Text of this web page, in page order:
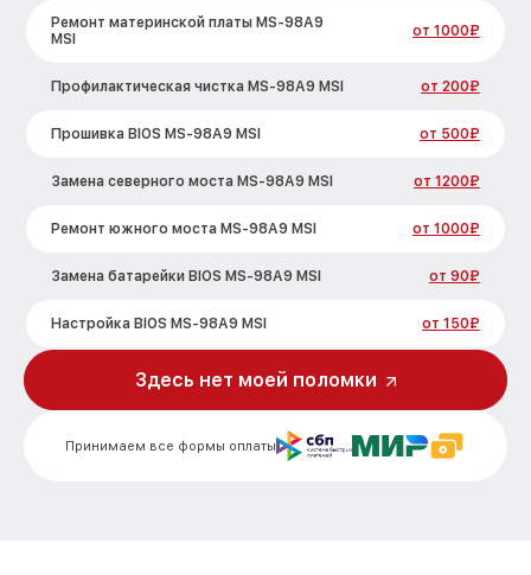
Ремонт материнской платы MS-98A9
MSI
от 1000₽
Профилактическая чистка MS-98A9 MSI от 200₽
Прошивка BIOS MS-98A9 MSI от 500₽
Замена северного моста MS-98A9 MSI от 1200₽
Ремонт южного моста MS-98A9 MSI от 1000₽
Замена батарейки BIOS MS-98A9 MSI от 90₽
Настройка BIOS MS-98A9 MSI от 150₽
Принимаем все формы оплаты
Здесь нет моей поломки